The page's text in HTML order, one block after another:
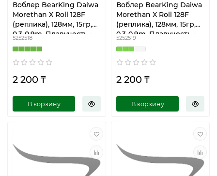
Воблер BearKing Daiwa
Morethan X Roll 128F
(реплика), 128мм, 15гр,
0,3-0,9m, Плавучесть -
5252518
2 200 ₸
В корзину
Воблер BearKing Daiwa
Morethan X Roll 128F
(реплика), 128мм, 15гр,
0,3-0,9m, Плавучесть -
5252519
2 200 ₸
В корзину